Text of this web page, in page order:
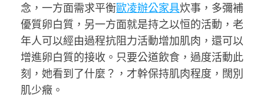
念，一方面需求平衡歐凌辦公家具炊事，多彌補
優質卵白質，另一方面就是持之以恒的活動，老
年人可以經由過程抗阻力活動增加肌肉，還可以
增進卵白質的接收。只要公道飲食，過度活動此
刻，她看到了什麼？，才幹保持肌肉程度，闊別
肌少癥。